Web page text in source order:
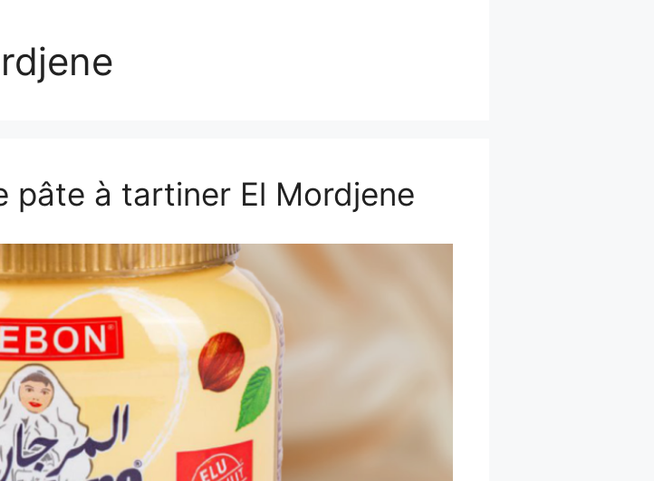
pâte à tartiner El Mordjene